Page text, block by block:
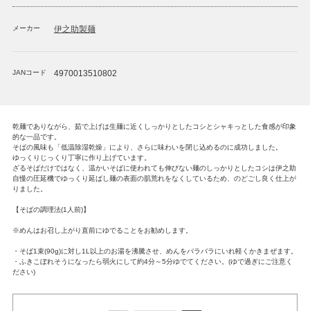
メーカー 伊之助製麺
JANコード 4970013510802
乾麺でありながら、茹で上げは生麺に近くしっかりとしたコシとシャキっとした食感が印象
的な一品です。
そばの風味も「低温除湿乾燥」により、さらに味わいを閉じ込めるのに成功しました。
ゆっくりじっくり丁寧に作り上げています。
ざるそばだけではなく、温かいそばに使われても伸びない麺のしっかりとしたコシは伊之助
自慢の圧延機でゆっくり延ばし麺の表面の肌荒れをなくしているため、のどごし良く仕上が
りました。
【そばの調理法(1人前)】
※めんはお召し上がり直前にゆでることをお勧めします。
・そば1束(90g)に対し1L以上のお湯を沸騰させ、めんをバラバラにいれ軽くかきまぜます。
・ふきこぼれそうになったら弱火にして約4分～5分ゆでてください。(ゆで過ぎにご注意く
ださい)